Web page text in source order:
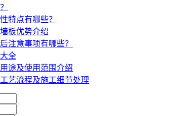
特点有哪些？
板优势介绍
注意事项有哪些？
全
途及使用范围介绍
艺流程及施工细节处理